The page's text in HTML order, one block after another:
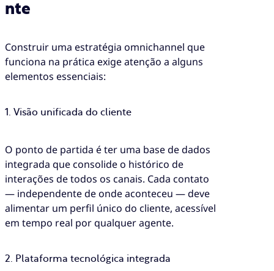
nte
Construir uma estratégia omnichannel que
funciona na prática exige atenção a alguns
elementos essenciais:
1. Visão unificada do cliente
O ponto de partida é ter uma base de dados
integrada que consolide o histórico de
interações de todos os canais. Cada contato
— independente de onde aconteceu — deve
alimentar um perfil único do cliente, acessível
em tempo real por qualquer agente.
2. Plataforma tecnológica integrada